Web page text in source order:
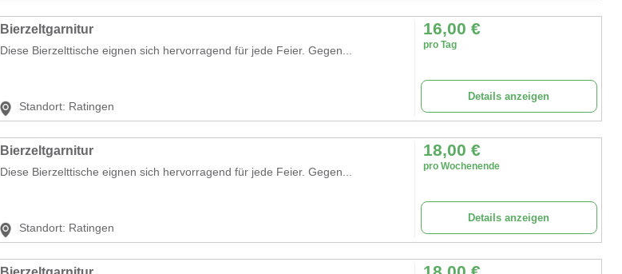
Bierzeltgarnitur
Diese Bierzelttische eignen sich hervorragend für jede Feier. Gegen...
Standort: Ratingen
16,00 €
pro Tag
Details anzeigen
Bierzeltgarnitur
Diese Bierzelttische eignen sich hervorragend für jede Feier. Gegen...
Standort: Ratingen
18,00 €
pro Wochenende
Details anzeigen